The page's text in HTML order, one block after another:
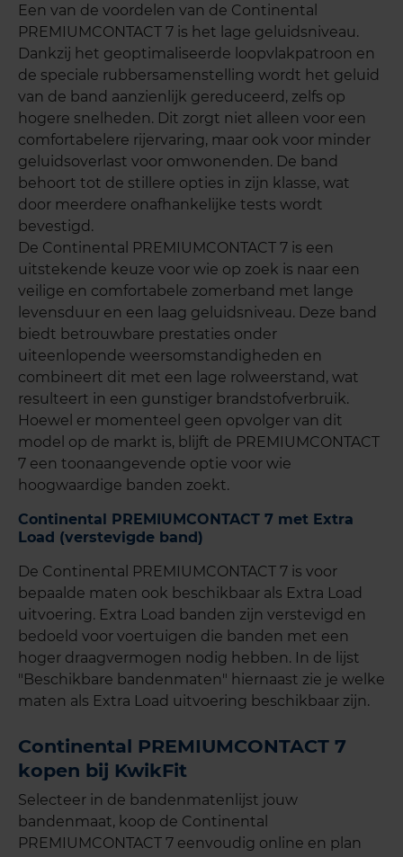
Een van de voordelen van de Continental
PREMIUMCONTACT 7 is het lage geluidsniveau.
Dankzij het geoptimaliseerde loopvlakpatroon en
de speciale rubbersamenstelling wordt het geluid
van de band aanzienlijk gereduceerd, zelfs op
hogere snelheden. Dit zorgt niet alleen voor een
comfortabelere rijervaring, maar ook voor minder
geluidsoverlast voor omwonenden. De band
behoort tot de stillere opties in zijn klasse, wat
door meerdere onafhankelijke tests wordt
bevestigd.
De Continental PREMIUMCONTACT 7 is een
uitstekende keuze voor wie op zoek is naar een
veilige en comfortabele zomerband met lange
levensduur en een laag geluidsniveau. Deze band
biedt betrouwbare prestaties onder
uiteenlopende weersomstandigheden en
combineert dit met een lage rolweerstand, wat
resulteert in een gunstiger brandstofverbruik.
Hoewel er momenteel geen opvolger van dit
model op de markt is, blijft de PREMIUMCONTACT
7 een toonaangevende optie voor wie
hoogwaardige banden zoekt.
Continental PREMIUMCONTACT 7 met Extra
Load (verstevigde band)
De Continental PREMIUMCONTACT 7 is voor
bepaalde maten ook beschikbaar als Extra Load
uitvoering. Extra Load banden zijn verstevigd en
bedoeld voor voertuigen die banden met een
hoger draagvermogen nodig hebben. In de lijst
"Beschikbare bandenmaten" hiernaast zie je welke
maten als Extra Load uitvoering beschikbaar zijn.
Continental PREMIUMCONTACT 7
kopen bij KwikFit
Selecteer in de bandenmatenlijst jouw
bandenmaat, koop de Continental
PREMIUMCONTACT 7 eenvoudig online en plan